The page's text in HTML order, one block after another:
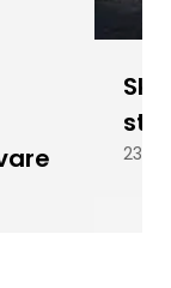
23